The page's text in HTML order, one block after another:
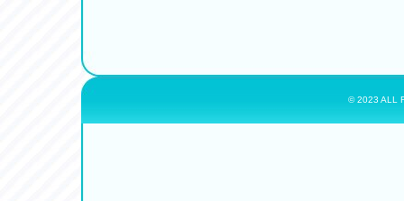
© 2023 ALL